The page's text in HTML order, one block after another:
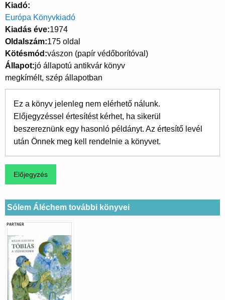
Kiadó
Európa Könyvkiadó
Kiadás éve 1974
Oldalszám 175 oldal
Kötésmód vászon (papír védőborítóval)
Állapot jó állapotú antikvár könyv
megkímélt, szép állapotban
Ez a könyv jelenleg nem elérhető nálunk.
Előjegyzéssel értesítést kérhet, ha sikerül
beszereznünk egy hasonló példányt. Az értesítő levél
után Önnek meg kell rendelnie a könyvet.
Sólem Áléchem további könyvei
PARTNER